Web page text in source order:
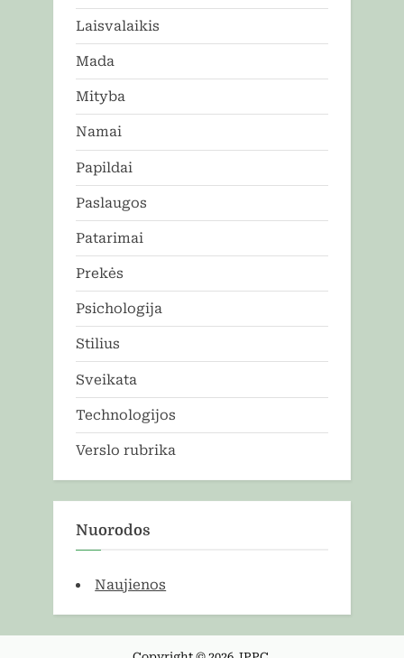
Laisvalaikis
Mada
Mityba
Namai
Papildai
Paslaugos
Patarimai
Prekės
Psichologija
Stilius
Sveikata
Technologijos
Verslo rubrika
Nuorodos
Naujienos